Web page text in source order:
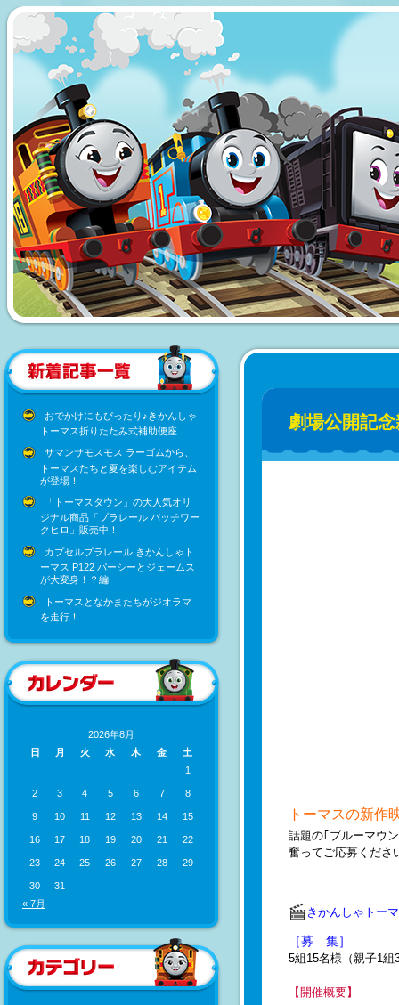
おでかけにもぴったり♪きかんしゃ
トーマス折りたたみ式補助便座
サマンサモスモス ラーゴムから、
トーマスたちと夏を楽しむアイテム
が登場！
「トーマスタウン」の大人気オリ
ジナル商品「プラレール パッチワー
クヒロ」販売中！
カプセルプラレール きかんしゃト
ーマス P122 パーシーとジェームス
が大変身！？編
トーマスとなかまたちがジオラマ
を走行！
2026年8月
日
月 火 水 木 金
土
1
2 3 4 5 6 7 8
9 10 11 12 13 14 15
16 17 18 19 20 21 22
23 24 25 26 27 28 29
30
31
« 7月
劇場公開記
トーマスの新作
話題の｢ブルーマウ
奮ってご応募くださ
きかんしゃトー
［募 集］
5組15名様（親子1
【 開催概要】